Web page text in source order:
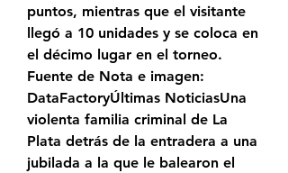
puntos, mientras que el visitante
llegó a 10 unidades y se coloca en
el décimo lugar en el torneo.
Fuente de Nota e imagen:
DataFactoryÚltimas NoticiasUna
violenta familia criminal de La
Plata detrás de la entradera a una
jubilada a la que le balearon el